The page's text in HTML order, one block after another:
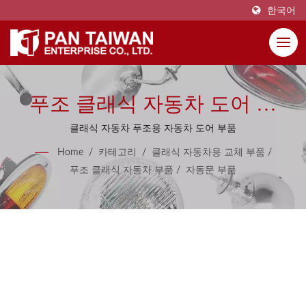
한국어
푸조 클래식 자동차 도어 부
품용
클래식 자동차 푸조용 자동차 도어 부품
Home / 카테고리 / 클래식 자동차용 교체 부품 /
푸조 클래식 자동차 부품 / 자동문 부품